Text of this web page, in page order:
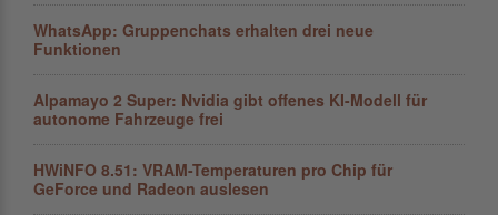
WhatsApp: Gruppenchats erhalten drei neue
Funktionen
Alpamayo 2 Super: Nvidia gibt offenes KI-Modell für
autonome Fahrzeuge frei
HWiNFO 8.51: VRAM-Temperaturen pro Chip für
GeForce und Radeon auslesen